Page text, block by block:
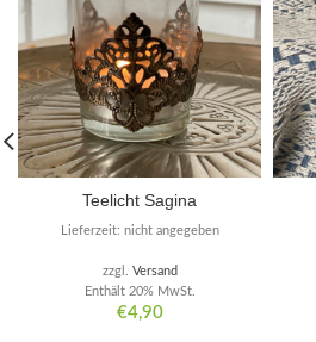
Teelicht Sagina
€4,90
Enthält 20% MwSt.
zzgl. Versand
Lieferzeit: nicht angegeben